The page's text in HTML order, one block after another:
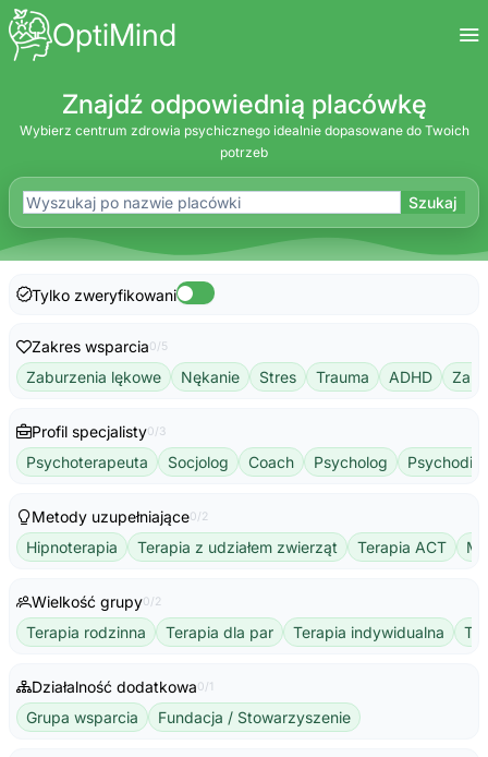
OptiMind
Znajdź odpowiednią placówkę
Wybierz centrum zdrowia psychicznego idealnie dopasowane do Twoich
potrzeb
Szukaj
Tylko zweryfikowani
Zakres wsparcia0/5
Zaburzenia lękowe Nękanie Stres Trauma ADHD
Profil specjalisty0/3
Psychoterapeuta Socjolog Coach Psycholog
Metody uzupełniające0/2
Hipnoterapia Terapia z udziałem zwierząt Terapia ACT
Wielkość grupy0/2
Terapia rodzinna Terapia dla par Terapia indywidualna
Działalność dodatkowa0/1
Grupa wsparcia Fundacja / Stowarzyszenie